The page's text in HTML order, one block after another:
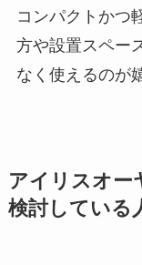
コンパクトかつ
方や設置スペー
なく使えるのが
アイリスオー
検討している